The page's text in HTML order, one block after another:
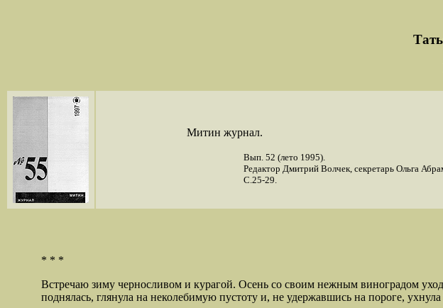
Митин журнал.
Вып. 52 (лето 1995).
Редактор Дмитрий Волчек, секретарь Ольга
С.25-29.
* * *
Встречаю зиму черносливом и курагой. Осень со своим нежным виноградом
поднялась, глянула на неколебимую пустоту и, не удержавшись на пороге,